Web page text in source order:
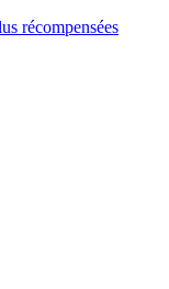
récompensées